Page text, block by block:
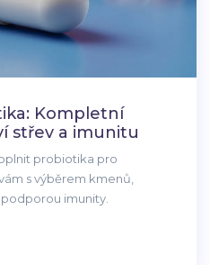
Kompletní
střev a imunitu
probiotika pro
s výběrem kmenů,
imunity.